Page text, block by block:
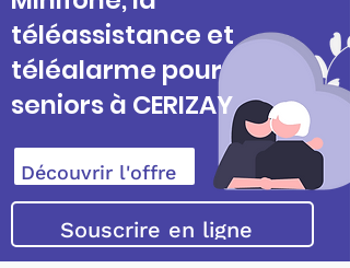
téléassistance et
téléalarme pour
seniors à CERIZAY
Découvrir l'offre
Souscrire en ligne